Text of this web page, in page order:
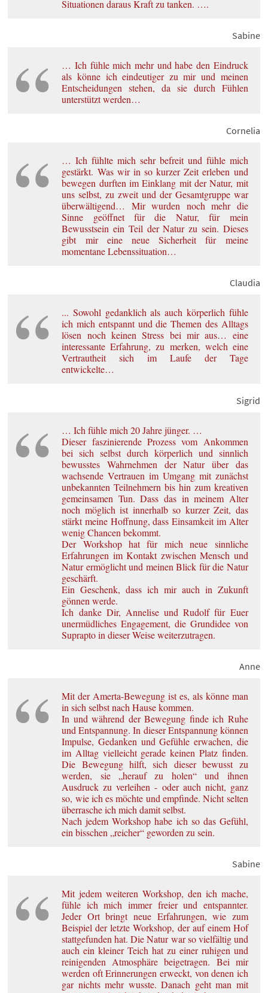
Situationen daraus Kraft zu tanken. ….
Sabine
… Ich fühle mich mehr und habe den Eindruck
als könne ich eindeutiger zu mir und meinen
Entscheidungen stehen, da sie durch Fühlen
unterstützt werden…
Cornelia
… Ich fühlte mich sehr befreit und fühle mich
gestärkt. Was wir in so kurzer Zeit erleben und
bewegen durften im Einklang mit der Natur, mit
uns selbst, zu zweit und der Gesamtgruppe war
überwältigend… Mir wurden noch mehr die
Sinne geöffnet für die Natur, für mein
Bewusstsein ein Teil der Natur zu sein. Dieses
gibt mir eine neue Sicherheit für meine
momentane Lebenssituation…
Claudia
... Sowohl gedanklich als auch körperlich fühle
ich mich entspannt und die Themen des Alltags
lösen noch keinen Stress bei mir aus… eine
interessante Erfahrung, zu merken, welch eine
Vertrautheit sich im Laufe der Tage
entwickelte…
Sigrid
… Ich fühle mich 20 Jahre jünger. …
Dieser faszinierende Prozess vom Ankommen
bei sich selbst durch körperlich und sinnlich
bewusstes Wahrnehmen der Natur über das
wachsende Vertrauen im Umgang mit zunächst
unbekannten Teilnehmern bis hin zum kreativen
gemeinsamen Tun. Dass das in meinem Alter
noch möglich ist innerhalb so kurzer Zeit, das
stärkt meine Hoffnung, dass Einsamkeit im Alter
wenig Chancen bekommt.
Der Workshop hat für mich neue sinnliche
Erfahrungen im Kontakt zwischen Mensch und
Natur ermöglicht und meinen Blick für die Natur
geschärft.
Ein Geschenk, dass ich mir auch in Zukunft
gönnen werde.
Ich danke Dir, Annelise und Rudolf für Euer
unermüdliches Engagement, die Grundidee von
Suprapto in dieser Weise weiterzutragen.
Anne
Mit der Amerta-Bewegung ist es, als könne man
in sich selbst nach Hause kommen.
In und während der Bewegung finde ich Ruhe
und Entspannung. In dieser Entspannung können
Impulse, Gedanken und Gefühle erwachen, die
im Alltag vielleicht gerade keinen Platz finden.
Die Bewegung hilft, sich dieser bewusst zu
werden, sie „herauf zu holen“ und ihnen
Ausdruck zu verleihen - oder auch nicht, ganz
so, wie ich es möchte und empfinde. Nicht selten
überrasche ich mich damit selbst.
Nach jedem Workshop habe ich so das Gefühl,
ein bisschen „reicher“ geworden zu sein.
Sabine
Mit jedem weiteren Workshop, den ich mache,
fühle ich mich immer freier und entspannter.
Jeder Ort bringt neue Erfahrungen, wie zum
Beispiel der letzte Workshop, der auf einem Hof
stattgefunden hat. Die Natur war so vielfältig und
auch ein kleiner Teich hat zu einer ruhigen und
reinigenden Atmosphäre beigetragen. Bei mir
werden oft Erinnerungen erweckt, von denen ich
gar nichts mehr wusste. Danach geht man mit